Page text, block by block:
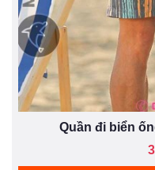
Quần đi biển